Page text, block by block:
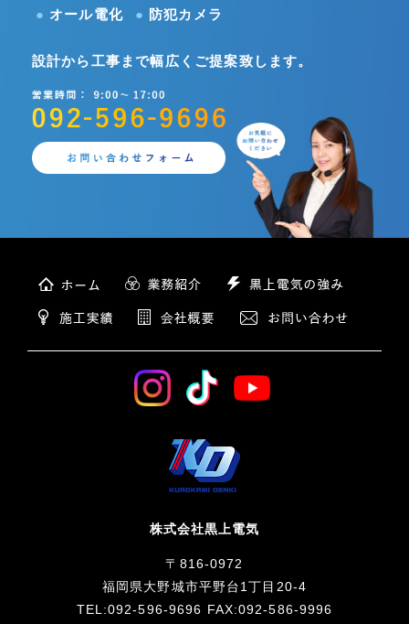
● オール電化 ● 防犯カメラ
設計から工事まで幅広くご提案致します。
株式会社黒上電気
〒816-0972
福岡県大野城市平野台1丁目20-4
TEL:092-596-9696 FAX:092-586-9996